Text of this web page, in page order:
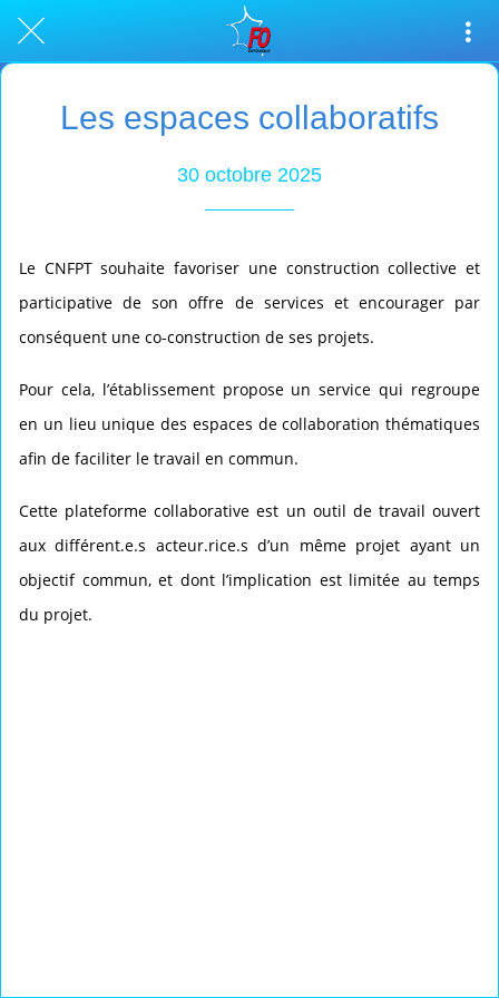
Les espaces collaboratifs
30 octobre 2025
Le CNFPT souhaite favoriser une construction collective et
participative de son offre de services et encourager par
conséquent une co-construction de ses projets.
Pour cela, l’établissement propose un service qui regroupe
en un lieu unique des espaces de collaboration thématiques
afin de faciliter le travail en commun.
Cette plateforme collaborative est un outil de travail ouvert
aux différent.e.s acteur.rice.s d’un même projet ayant un
objectif commun, et dont l’implication est limitée au temps
du projet.